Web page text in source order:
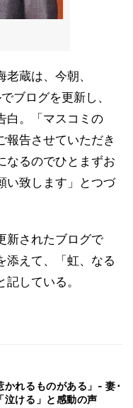
蔵は、今朝、
ブログを更新し、
白。「マスコミの
報告させていただき
なるのでひとまずお
い致します」とつづ
新されたブログで
添えて、「虹、なる
している。
かれるものがある」- 妻･
泣ける」と感動の声